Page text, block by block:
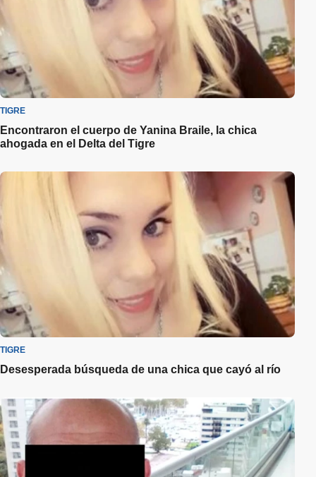
TIGRE
Encontraron el cuerpo de Yanina Braile, la chica
ahogada en el Delta del Tigre
TIGRE
Desesperada búsqueda de una chica que cayó al río